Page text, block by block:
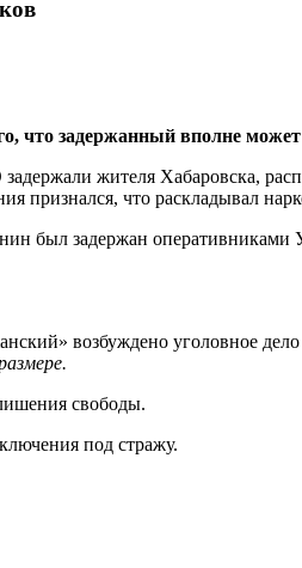
задержанный вполне может
жителя Хабаровска,
что раскладывал
был задержан
возбуждено уголовное
свободы.
под стражу.